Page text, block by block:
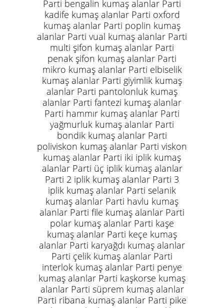
Parti bengalin kumaş alanlar Parti
kadife kumaş alanlar Parti oxford
kumaş alanlar Parti poplin kumaş
alanlar Parti vual kumaş alanlar Parti
multi şifon kumaş alanlar Parti
penak şifon kumaş alanlar Parti
mikro kumaş alanlar Parti elbiselik
kumaş alanlar Parti giyimlik kumaş
alanlar Parti pantolonluk kumaş
alanlar Parti fantezi kumaş alanlar
Parti hammır kumaş alanlar Parti
yağmurluk kumaş alanlar Parti
bondik kumaş alanlar Parti
poliviskon kumaş alanlar Parti viskon
kumaş alanlar Parti iki iplik kumaş
alanlar Parti üç iplik kumaş alanlar
Parti 2 iplik kumaş alanlar Parti 3
iplik kumaş alanlar Parti selanik
kumaş alanlar Parti havlu kumaş
alanlar Parti file kumaş alanlar Parti
polar kumaş alanlar Parti kaşe
kumaş alanlar Parti keçe kumaş
alanlar Parti karyağdı kumaş alanlar
Parti çelik kumaş alanlar Parti
interlok kumaş alanlar Parti penye
kumaş alanlar Parti kaşkorse kumaş
alanlar Parti süprem kumaş alanlar
Parti ribana kumaş alanlar Parti pike